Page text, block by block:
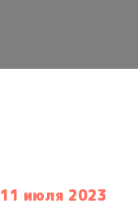
11 июля 2023